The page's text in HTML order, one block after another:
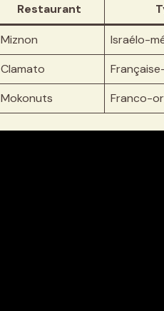
Restaurant
Miznon Israélo-
Clamato
Mokonuts
Franco-